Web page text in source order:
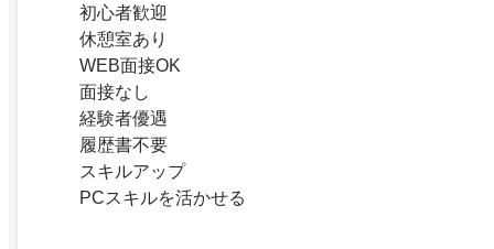
初心者歓迎
休憩室あり
WEB面接OK
面接なし
経験者優遇
履歴書不要
スキルアップ
PCスキルを活かせる